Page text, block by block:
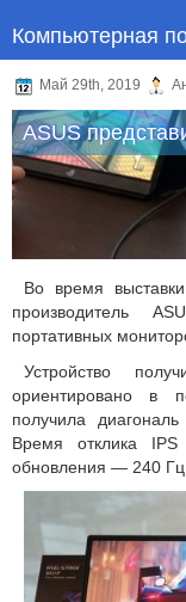
Компьютерная
Май 29th, 2019
ASUS
Во время
производитель
портативных
Устройство
ориентировано в
получила
Время отклика
обновления — 240 Гц.